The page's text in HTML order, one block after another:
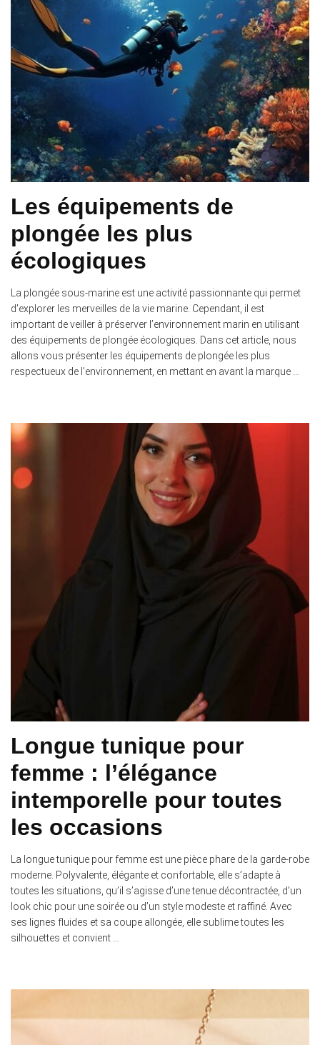
Les équipements de
plongée les plus
écologiques
La plongée sous-marine est une activité passionnante qui permet
d’explorer les merveilles de la vie marine. Cependant, il est
important de veiller à préserver l’environnement marin en utilisant
des équipements de plongée écologiques. Dans cet article, nous
allons vous présenter les équipements de plongée les plus
respectueux de l’environnement, en mettant en avant la marque …
Longue tunique pour
femme : l’élégance
intemporelle pour toutes
les occasions
La longue tunique pour femme est une pièce phare de la garde-robe
moderne. Polyvalente, élégante et confortable, elle s’adapte à
toutes les situations, qu’il s’agisse d’une tenue décontractée, d’un
look chic pour une soirée ou d’un style modeste et raffiné. Avec
ses lignes fluides et sa coupe allongée, elle sublime toutes les
silhouettes et convient …